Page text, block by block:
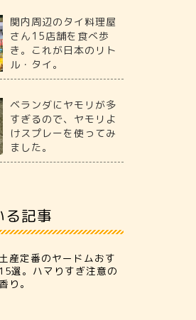
関内周辺のタイ料理屋
さん15店舗を食べ歩
き。これが日本のリト
ル・タイ。
ベランダにヤモリが多
すぎるので、ヤモリよ
けスプレーを使ってみ
ました。
る記事
産定番のヤードムおす
選。ハマりすぎ注意の
り。